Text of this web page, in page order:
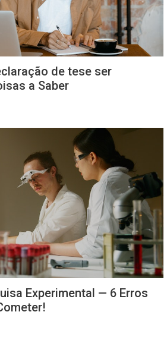
de tese ser
a Saber
Experimental — 6 Erros